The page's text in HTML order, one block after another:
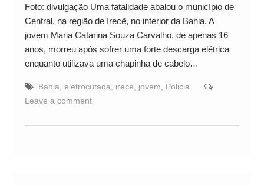
Foto: divulgação Uma fatalidade abalou o município de
Central, na região de Irecê, no interior da Bahia. A
jovem Maria Catarina Souza Carvalho, de apenas 16
anos, morreu após sofrer uma forte descarga elétrica
enquanto utilizava uma chapinha de cabelo…
Bahia eletrocutada irece jovem
Policia
Leave a comment